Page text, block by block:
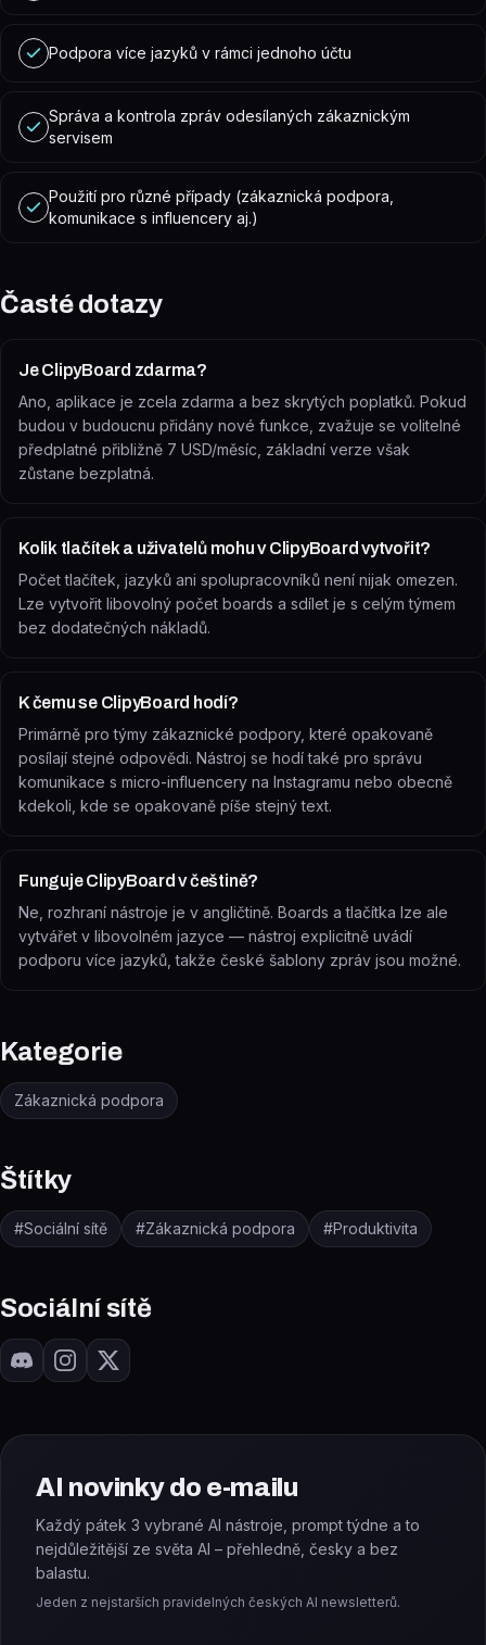
Podpora více jazyků v rámci jednoho účtu
Správa a kontrola zpráv odesílaných zákaznickým
servisem
Použití pro různé případy (zákaznická podpora,
komunikace s influencery aj.)
Časté dotazy
Je ClipyBoard zdarma?
Ano, aplikace je zcela zdarma a bez skrytých poplatků. Pokud
budou v budoucnu přidány nové funkce, zvažuje se volitelné
předplatné přibližně 7 USD/měsíc, základní verze však
zůstane bezplatná.
Kolik tlačítek a uživatelů mohu v ClipyBoard vytvořit?
Počet tlačítek, jazyků ani spolupracovníků není nijak omezen.
Lze vytvořit libovolný počet boards a sdílet je s celým týmem
bez dodatečných nákladů.
K čemu se ClipyBoard hodí?
Primárně pro týmy zákaznické podpory, které opakovaně
posílají stejné odpovědi. Nástroj se hodí také pro správu
komunikace s micro-influencery na Instagramu nebo obecně
kdekoli, kde se opakovaně píše stejný text.
Funguje ClipyBoard v češtině?
Ne, rozhraní nástroje je v angličtině. Boards a tlačítka lze ale
vytvářet v libovolném jazyce — nástroj explicitně uvádí
podporu více jazyků, takže české šablony zpráv jsou možné.
Kategorie
Zákaznická podpora
Štítky
#Sociální sítě #Zákaznická podpora #Produktivita
Sociální sítě
AI novinky do e-mailu
Každý pátek 3 vybrané AI nástroje, prompt týdne a to
nejdůležitější ze světa AI – přehledně, česky a bez
balastu.
Jeden z nejstarších pravidelných českých AI newsletterů.